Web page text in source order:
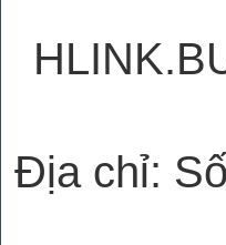
Địa chỉ: